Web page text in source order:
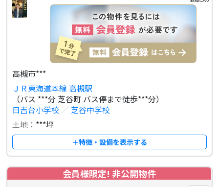
高槻市***
ＪＲ東海道本線 高槻駅
（バス ***分 芝谷町 バス停まで徒歩***分）
日吉台小学校 ／ 芝谷中学校
土地： ***坪
＋特徴・設備を表示する
会員様限定! 非公開物件